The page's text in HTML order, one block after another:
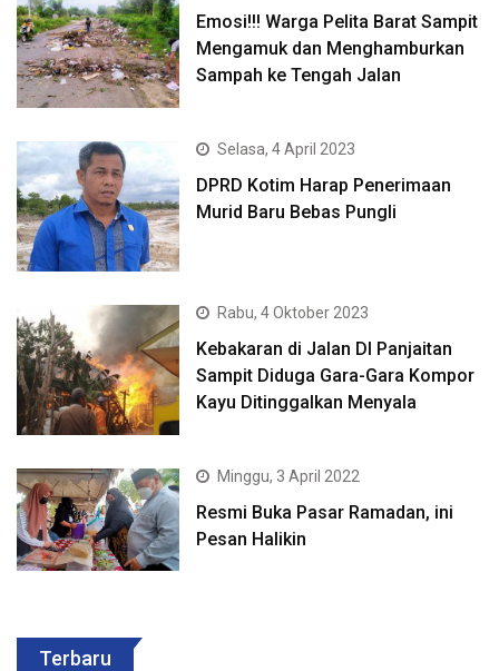
Emosi!!! Warga Pelita Barat Sampit
Mengamuk dan Menghamburkan
Sampah ke Tengah Jalan
Selasa, 4 April 2023
DPRD Kotim Harap Penerimaan
Murid Baru Bebas Pungli
Rabu, 4 Oktober 2023
Kebakaran di Jalan DI Panjaitan
Sampit Diduga Gara-Gara Kompor
Kayu Ditinggalkan Menyala
Minggu, 3 April 2022
Resmi Buka Pasar Ramadan, ini
Pesan Halikin
Terbaru